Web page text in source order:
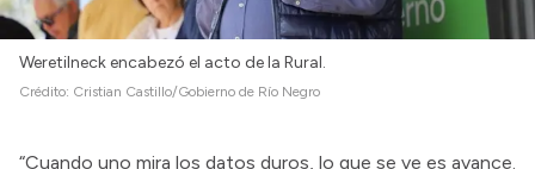
Weretilneck encabezó el acto de la Rural.
Crédito: Cristian Castillo/Gobierno de Río Negro
“Cuando uno mira los datos duros, lo que se ve es avance.